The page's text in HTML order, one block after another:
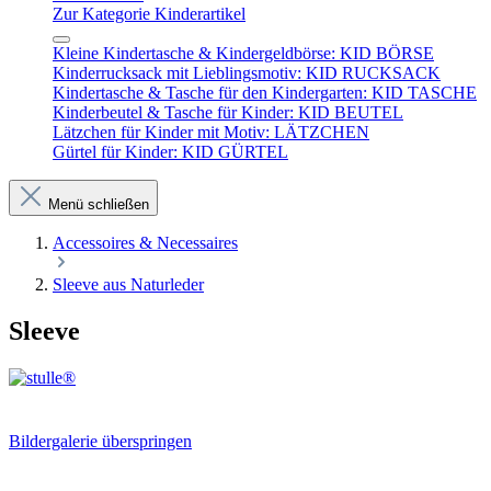
Zur Kategorie Kinderartikel
Kleine Kindertasche & Kindergeldbörse: KID BÖRSE
Kinderrucksack mit Lieblingsmotiv: KID RUCKSACK
Kindertasche & Tasche für den Kindergarten: KID TASCHE
Kinderbeutel & Tasche für Kinder: KID BEUTEL
Lätzchen für Kinder mit Motiv: LÄTZCHEN
Gürtel für Kinder: KID GÜRTEL
Menü schließen
Accessoires & Necessaires
Sleeve aus Naturleder
Sleeve
Bildergalerie überspringen